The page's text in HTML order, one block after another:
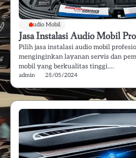
Audio Mobil
Jasa Instalasi Audio Mobil
Pilih jasa instalasi audio mobil
menginginkan layanan servis dan
mobil yang berkualitas tinggi.…
admin 25/05/2024